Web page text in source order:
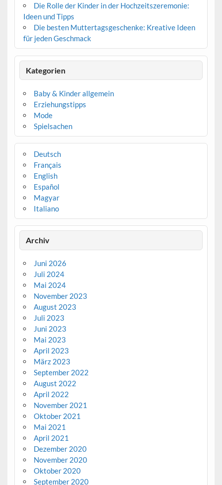
Die Rolle der Kinder in der Hochzeitszeremonie:
Ideen und Tipps
Die besten Muttertagsgeschenke: Kreative Ideen
für jeden Geschmack
Kategorien
Baby & Kinder allgemein
Erziehungstipps
Mode
Spielsachen
Deutsch
Français
English
Español
Magyar
Italiano
Archiv
Juni 2026
Juli 2024
Mai 2024
November 2023
August 2023
Juli 2023
Juni 2023
Mai 2023
April 2023
März 2023
September 2022
August 2022
April 2022
November 2021
Oktober 2021
Mai 2021
April 2021
Dezember 2020
November 2020
Oktober 2020
September 2020